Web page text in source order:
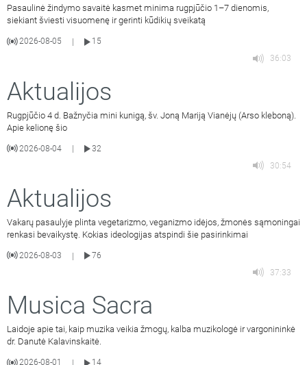
Pasaulinė žindymo savaitė kasmet minima rugpjūčio 1–7 dienomis,
siekiant šviesti visuomenę ir gerinti kūdikių sveikatą
2026-08-05
15
36:03
Aktualijos
Rugpjūčio 4 d. Bažnyčia mini kunigą, šv. Joną Mariją Vianėjų (Arso kleboną).
Apie kelionę šio
2026-08-04
32
30:54
Aktualijos
Vakarų pasaulyje plinta vegetarizmo, veganizmo idėjos, žmonės sąmoningai
renkasi bevaikystę. Kokias ideologijas atspindi šie pasirinkimai
2026-08-03 |
76
37:33
Musica Sacra
Laidoje apie tai, kaip muzika veikia žmogų, kalba muzikologė ir vargonininkė
dr. Danutė Kalavinskaitė.
2026-08-01 14